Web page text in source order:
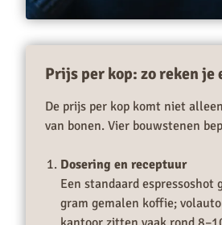
Prijs per kop: zo reken
De prijs per kop komt niet
van bonen. Vier bouwstenen
Dosering en receptuur
Een standaard espressoshot
gram gemalen koffie;